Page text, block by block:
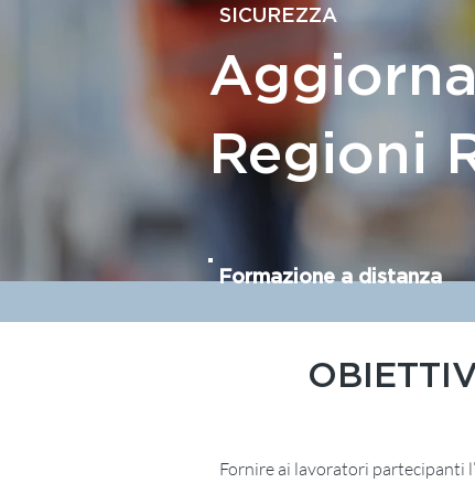
SICUREZZA
Regioni
Formazione a distanza
Fornire ai lavoratori partecipanti